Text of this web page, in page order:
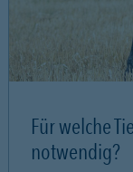
Für welche
notwendig?